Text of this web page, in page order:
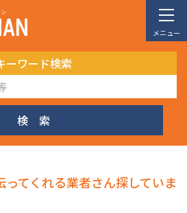
メニュー
ーワード検索
検 索
ってくれる業者さん探していま